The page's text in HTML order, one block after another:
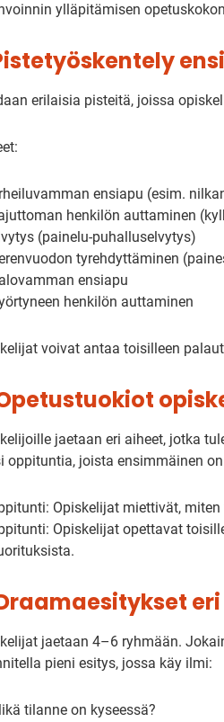
ylläpitämisen
erilaisia pisteitä, joissa
ensiapu (esim.
henkilön auttaminen
(painelu-puhalluselvytys)
tyrehdyttäminen
ensiapu
henkilön auttaminen
voivat antaa toisilleen
jaetaan eri aiheet, jotka
oppituntia, joista ensimmäinen
Opiskelijat miettivät,
Opiskelijat opettavat
jaetaan 4–6 ryhmään.
pieni esitys, jossa käy ilmi:
tilanne on kyseessä?